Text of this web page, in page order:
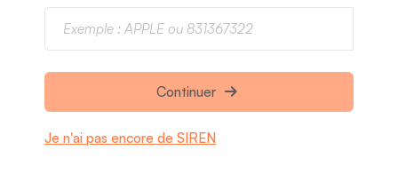
Continuer
Je n'ai pas encore de SIREN